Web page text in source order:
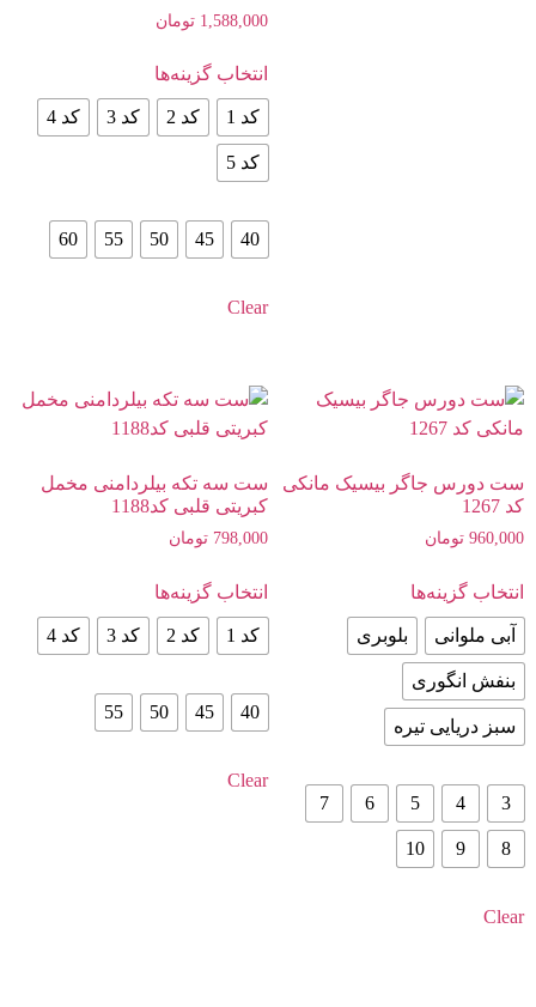
امتیاز
5.00
1,588,000 تومان
انتخاب گزینه‌ها
کد 1 کد 2 کد 3 کد 4
کد 5
40
45
50
55
60
Clear
ست دورس جاگر بیسیک مانکی
کد 1267
960,000 تومان
انتخاب گزینه‌ها
آبی ملوانی بلوبری
بنفش انگوری
سبز دریایی تیره
3
4
5
6
7
8
9
10
Clear
ست سه تکه بیلردامنی مخمل
کبریتی قلبی کد1188
798,000 تومان
انتخاب گزینه‌ها
کد 1 کد 2 کد 3 کد 4
40
45
50
55
Clear